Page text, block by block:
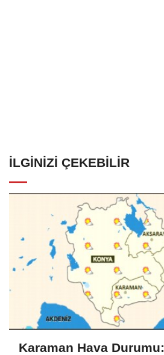
İLGINIZI ÇEKEBILIR
Karaman Hava